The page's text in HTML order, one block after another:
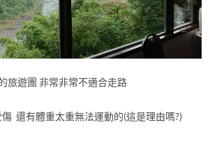
旅遊團 非常非常不適合走路
還有體重太重無法運動的(這是理由嗎?)